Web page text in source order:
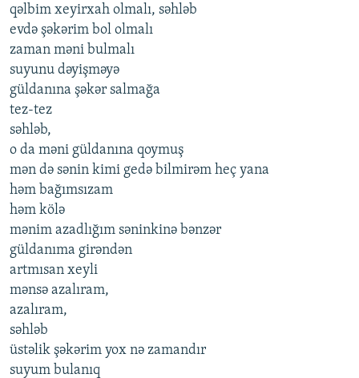
qəlbim xeyirxah olmalı, səhləb
evdə şəkərim bol olmalı
zaman məni bulmalı
suyunu dəyişməyə
güldanına şəkər salmağa
tez-tez
səhləb,
o da məni güldanına qoymuş
mən də sənin kimi gedə bilmirəm heç yana
həm bağımsızam
həm kölə
mənim azadlığım səninkinə bənzər
güldanıma girəndən
artmısan xeyli
mənsə azalıram,
azalıram,
səhləb
üstəlik şəkərim yox nə zamandır
suyum bulanıq